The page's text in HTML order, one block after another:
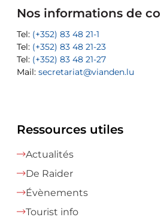
Nos informations de
Tel: (+352) 83 48 21-1
Tel: (+352) 83 48 21-23
Tel: (+352) 83 48 21-27
Mail: secretariat@vianden.lu
Tel: (+352) 83 48 21-20
Tel: (+352) 83 48 21-22
Mail:sofia.carvalho@vianden.lu
Mail: diane.storn@vianden.lu
Mail:recette@vianden.lu
Tel:(+352) 83 48 21-31
Tel:Permanence (Fuite d’eau) : 83
Ressources utiles
Actualités
De Raider
Évènements
Tourist info